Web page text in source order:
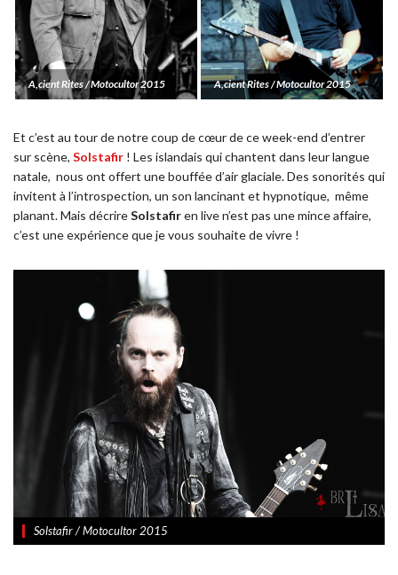
A,cient Rites / Motocultor 2015 A,cient Rites / Motocultor 2015
Et c’est au tour de notre coup de cœur de ce week-end d’entrer
sur scène, Solstafir ! Les islandais qui chantent dans leur langue
natale, nous ont offert une bouffée d’air glaciale. Des sonorités qui
invitent à l’introspection, un son lancinant et hypnotique, même
planant. Mais décrireSolstafiren live n’est pas une mince affaire,
c’est une expérience que je vous souhaite de vivre !
Solstafir / Motocultor 2015